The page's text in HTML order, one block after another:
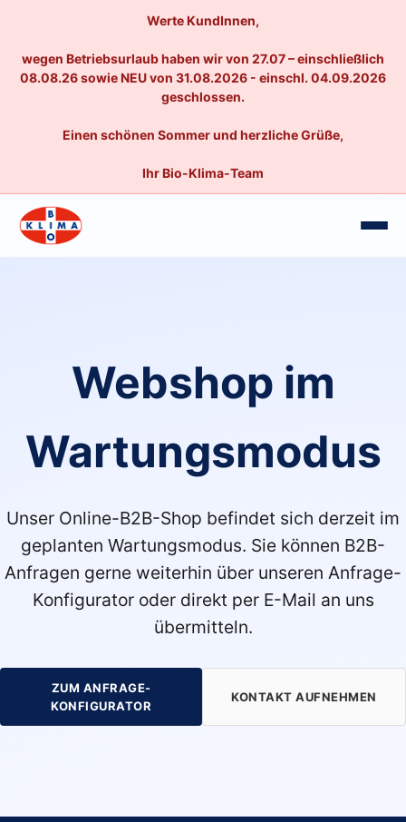
Werte KundInnen,
wegen Betriebsurlaub haben wir von 27.07 – einschließlich
08.08.26 sowie NEU von 31.08.2026 - einschl. 04.09.2026
geschlossen.
Einen schönen Sommer und herzliche Grüße,
Ihr Bio-Klima-Team
Webshop im
Wartungsmodus
Unser Online-B2B-Shop befindet sich derzeit im
geplanten Wartungsmodus. Sie können B2B-
Anfragen gerne weiterhin über unseren Anfrage-
Konfigurator oder direkt per E-Mail an uns
übermitteln.
ZUM ANFRAGE-
KONFIGURATOR
KONTAKT AUFNEHMEN